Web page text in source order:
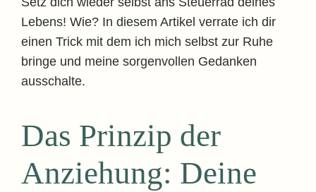
Lebens! Wie? In diesem Artikel verrate ich dir
einen Trick mit dem ich mich selbst zur Ruhe
bringe und meine sorgenvollen Gedanken
ausschalte.
Das Prinzip der
Anziehung: Deine